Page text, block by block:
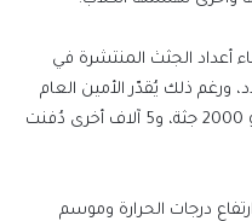
أعداد الجثث المنتشرة في
ورغم ذلك يُقدّر الأمين العام
لمجلس البيئة بشرى حامد، عددها بنحو 2000 جثة، و5 آلاف أخرى دُفنت
درجات الحرارة وموسم